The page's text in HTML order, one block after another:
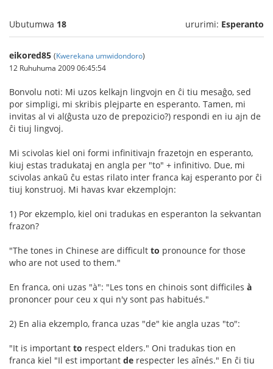
Ubutumwa 18 ururimi: Esperanto
eikored85 (Kwerekana umwidondoro)
12 Ruhuhuma 2009 06:45:54
Bonvolu noti: Mi uzos kelkajn lingvojn en ĉi tiu mesaĝo, sed
por simpligi, mi skribis plejparte en esperanto. Tamen, mi
invitas al vi al(ĝusta uzo de prepozicio?) respondi en iu ajn de
ĉi tiuj lingvoj.
Mi scivolas kiel oni formi infinitivajn frazetojn en esperanto,
kiuj estas tradukataj en angla per "to" + infinitivo. Due, mi
scivolas ankaŭ ĉu estas rilato inter franca kaj esperanto por ĉi
tiuj konstruoj. Mi havas kvar ekzemplojn:
1) Por ekzemplo, kiel oni tradukas en esperanton la sekvantan
frazon?
"The tones in Chinese are difficult to pronounce for those
who are not used to them."
En franca, oni uzas "à": "Les tons en chinois sont difficiles à
prononcer pour ceu x qui n'y sont pas habitués."
2) En alia ekzemplo, franca uzas "de" kie angla uzas "to":
"It is important to respect elders." Oni tradukas tion en
franca kiel "Il est important de respecter les aînés." En ĉi tiu